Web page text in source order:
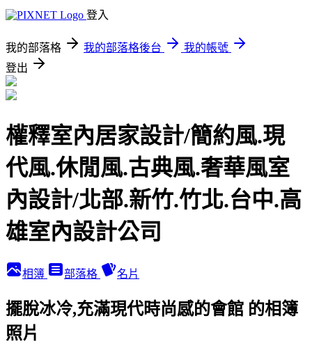
登入
我的部落格 我的部落格後台
我的帳號
登出
權釋室內居家設計/簡約風.現
代風.休閒風.古典風.奢華風室
內設計/北部.新竹.竹北.台中.高
雄室內設計公司
相簿 部落格 名片
擺脫冰冷,充滿現代時尚感的會館 的相簿
照片